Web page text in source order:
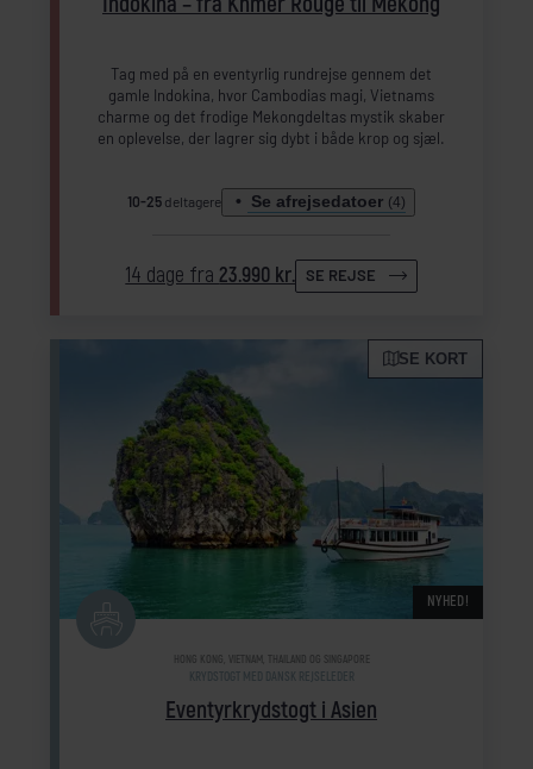
Tag med på en eventyrlig rundrejse gennem det
gamle Indokina, hvor Cambodias magi, Vietnams
charme og det frodige Mekongdeltas mystik skaber
en oplevelse, der lagrer sig dybt i både krop og sjæl.
10-25 deltagere Se afrejsedatoer (4)
14 dage fra23.990 kr. SE REJSE
SE KORT
NYHED!
Eventyrkrydstogt i Asien
HONG KONG, VIETNAM, THAILAND OG SINGAPORE
KRYDSTOGT MED DANSK REJSELEDER